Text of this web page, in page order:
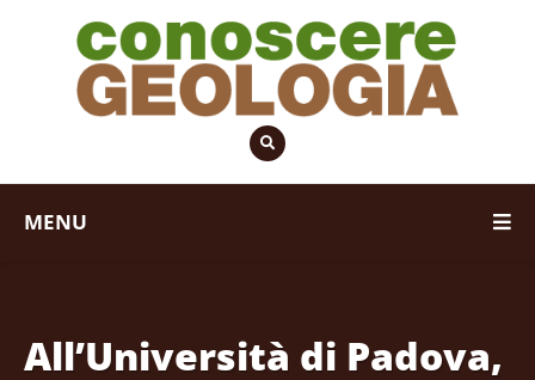
MENU
All’Università di Padova,